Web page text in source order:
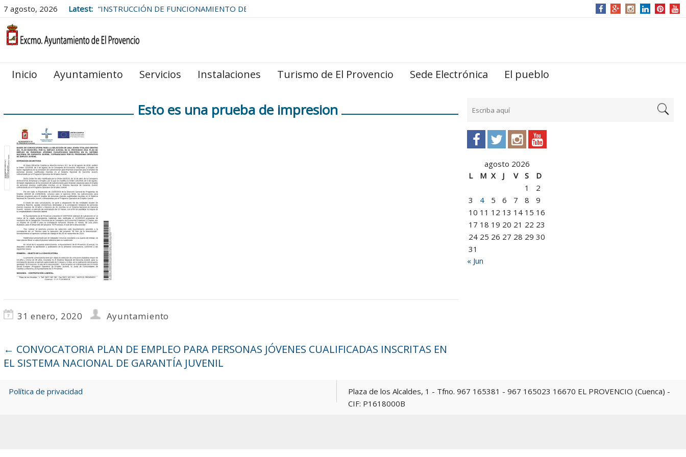
7 agosto, 2026 Latest: “INSTRUCCIÓN DE FUNCIONAMIENTO DE
Inicio Ayuntamiento Servicios Instalaciones Turismo de El Provencio Sede Electrónica El pueblo
agosto 2026
L
M X J V S
D
1
2
3
4 5 6 7 8
9
10 11 12 13 14 15 16
17 18 19 20 21 22 23
24 25 26 27 28 29 30
31
« Jun
Esto es una prueba de impresion
31 enero, 2020 Ayuntamiento
← CONVOCATORIA PLAN DE EMPLEO PARA PERSONAS JÓVENES CUALIFICADAS INSCRITAS EN
EL SISTEMA NACIONAL DE GARANTÍA JUVENIL
Política de privacidad
Plaza de los Alcaldes, 1 - Tfno. 967 165381 - 967 165023 16670 EL PROVENCIO (Cuenca) -
CIF: P1618000B